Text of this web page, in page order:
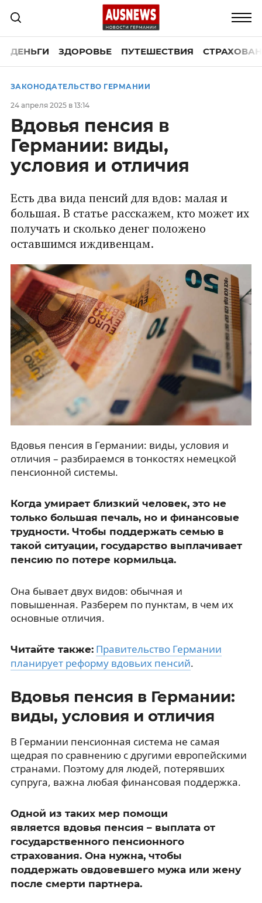
ДЕНЬГИ ЗДОРОВЬЕ ПУТЕШЕСТВИЯ
ЗАКОНОДАТЕЛЬСТВО ГЕРМАНИИ
24 апреля 2025 в 13:14
Вдовья пенсия в
Германии: виды,
условия и отличия
Есть два вида пенсий для вдов: малая и
большая. В статье расскажем, кто может их
получать и сколько денег положено
оставшимся иждивенцам.
Вдовья пенсия в Германии: виды, условия и
отличия – разбираемся в тонкостях немецкой
пенсионной системы.
Когда умирает близкий человек, это не
только большая печаль, но и финансовые
трудности. Чтобы поддержать семью в
такой ситуации, государство выплачивает
пенсию по потере кормильца.
Она бывает двух видов: обычная и
повышенная. Разберем по пунктам, в чем их
основные отличия.
Читайте также: Правительство Германии
планирует реформу вдовьих пенсий.
Вдовья пенсия в Германии:
виды, условия и отличия
В Германии пенсионная система не самая
щедрая по сравнению с другими европейскими
странами. Поэтому для людей, потерявших
супруга, важна любая финансовая поддержка.
Одной из таких мер помощи
является вдовья пенсия – выплата от
государственного пенсионного
страхования. Она нужна, чтобы
поддержать овдовевшего мужа или жену
после смерти партнера.